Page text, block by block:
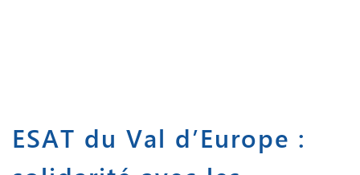
ESAT du Val d’Europe :